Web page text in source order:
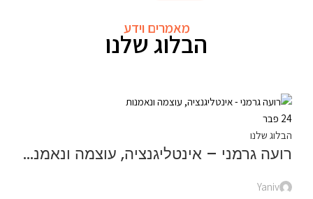
מאמרים וידע
הבלוג שלנו
24 פבר
הבלוג שלנו
רועה גרמני – אינטליגנציה, עוצמה ונאמנות
Yaniv